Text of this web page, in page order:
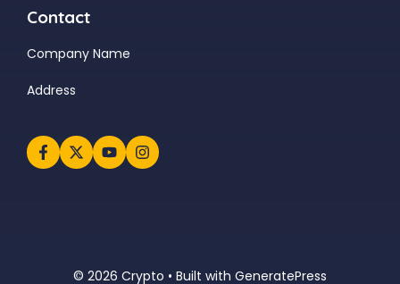
Contact
Company Name
Address
© 2026 Crypto • Built with GeneratePress